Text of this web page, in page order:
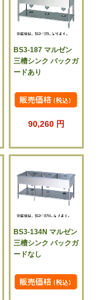
BS3-187 マルゼン
三槽シンク バックガ
ードあり
90,260 円
BS3-134N マルゼン
三槽シンク バックガ
ードなし